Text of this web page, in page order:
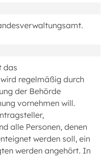
das
regelmäßig durch
der Behörde
vornehmen will.
alle Personen, denen
werden soll, ein
werden angehört. In